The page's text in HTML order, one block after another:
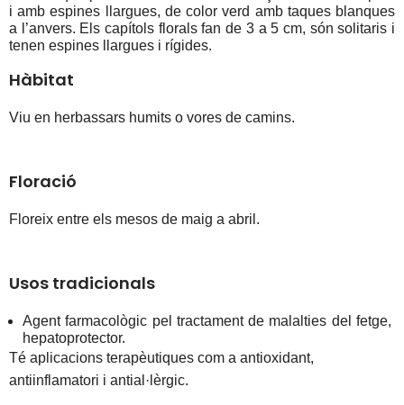
i amb espines llargues, de color verd amb taques blanques
a l’anvers. Els capítols florals fan de 3 a 5 cm, són solitaris i
tenen espines llargues i rígides.
Hàbitat
Viu en herbassars humits o vores de camins.
Floració
Floreix entre els mesos de maig a abril.
Usos tradicionals
Agent farmacològic pel tractament de malalties del fetge,
hepatoprotector.
Té aplicacions terapèutiques com a antioxidant,
antiinflamatori i antial·lèrgic.